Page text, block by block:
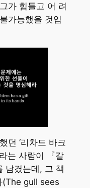
가 힘들고 어 려
가능했을 것입
던 ‘리차드 바크
는 사람이 『갈
남겼는데, 그 책
(The gull sees